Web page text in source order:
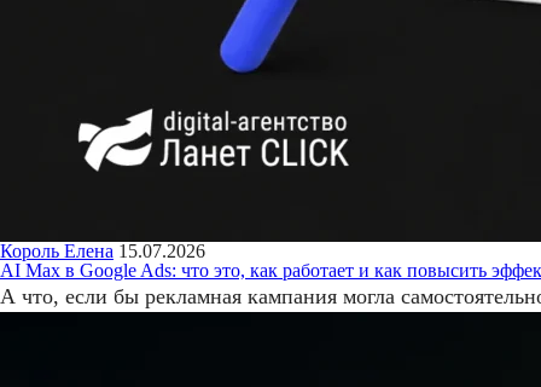
Король Елена 15.07.2026
AI Max в Google Ads: что это, как работает и как повысить
А что, если бы рекламная кампания могла